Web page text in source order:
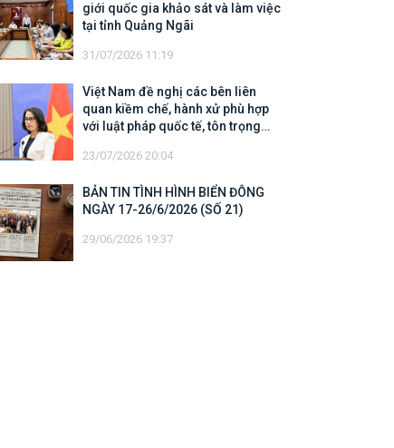
giới quốc gia khảo sát và làm việc
tại tỉnh Quảng Ngãi
31/07/2026 11:19
Việt Nam đề nghị các bên liên
quan kiềm chế, hành xử phù hợp
với luật pháp quốc tế, tôn trọng
đối với vùng đặc quyền kinh tế và
23/07/2026 20:04
BẢN TIN TÌNH HÌNH BIỂN ĐÔNG
NGÀY 17-26/6/2026 (SỐ 21)
29/06/2026 19:37